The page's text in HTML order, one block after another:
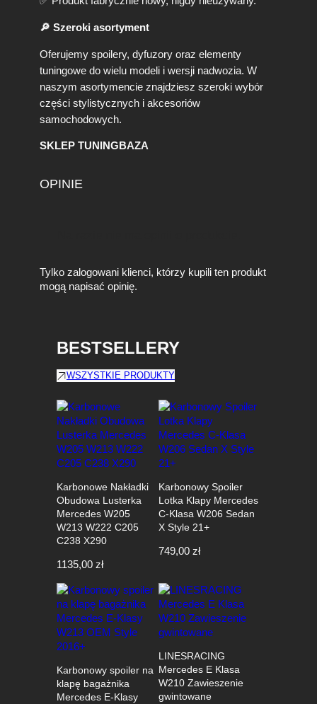
P
ł
y
🔎 Szeroki asortyment
Oferujemy spoilery, dyfuzory oraz elementy
tuningowe do wielu modeli i wersji nadwozia. W
naszym asortymencie znajdziesz szeroki wybór
części stylistycznych i akcesoriów
samochodowych.
SKLEP TUNINGBAZA
OPINIE
Tylko zalogowani klienci, którzy kupili ten produkt
mogą napisać opinię.
BESTSELLERY
WSZYSTKIE PRODUKTY
Karbonowe Nakładki
Obudowa Lusterka
Mercedes W205
W213 W222 C205
C238 X290
1135,00 zł
Karbonowy Spoiler
Lotka Klapy Mercedes
C-Klasa W206 Sedan
X Style 21+
749,00 zł
Karbonowy spoiler na
klapę bagażnika
Mercedes E-Klasy
LINESRACING
Mercedes E Klasa
W210 Zawieszenie
gwintowane